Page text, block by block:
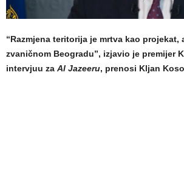
“Razmjena teritorija je mrtva kao projekat,
zvaničnom Beogradu”, izjavio je premijer
intervjuu za Al Jazeeru, prenosi Kljan